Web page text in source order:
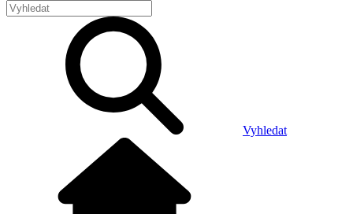
Vyhledat